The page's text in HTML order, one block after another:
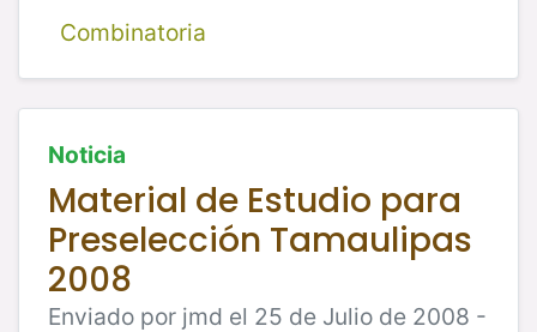
Combinatoria
Noticia
Material de Estudio para
Preselección Tamaulipas
2008
Enviado por jmd el 25 de Julio de 2008 -